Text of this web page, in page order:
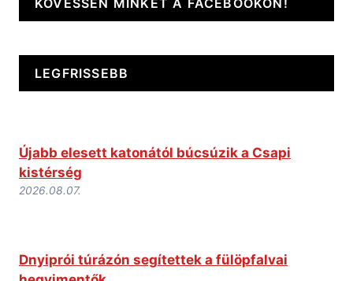
KÖVESSEN MINKET A FACEBOOKON!
LEGFRISSEBB
Újabb elesett katonától búcsúzik a Csapi
kistérség
2026.08.07.
Dnyiprói túrázón segítettek a fülöpfalvai